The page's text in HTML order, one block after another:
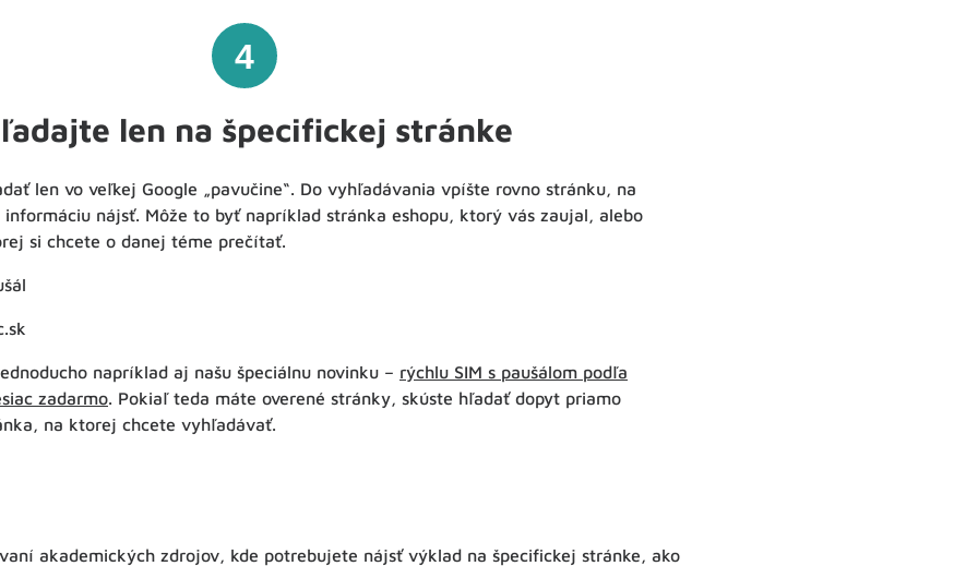
4
len na špecifickej stránke
len vo veľkej Google „pavučine“. Do vyhľadávania vpíšte rovno stránku, na
nájsť. Môže to byť napríklad stránka eshopu, ktorý vás zaujal, alebo
si chcete o danej téme prečítať.
napríklad aj našu špeciálnu novinku – rýchlu SIM s paušálom podľa
zadarmo. Pokiaľ teda máte overené stránky, skúste hľadať dopyt priamo
na ktorej chcete vyhľadávať.
akademických zdrojov, kde potrebujete nájsť výklad na špecifickej stránke, ako